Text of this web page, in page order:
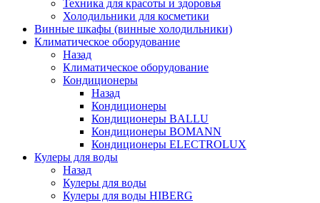
Техника для красоты и здоровья
Холодильники для косметики
Винные шкафы (винные холодильники)
Климатическое оборудование
Назад
Климатическое оборудование
Кондиционеры
Назад
Кондиционеры
Кондиционеры BALLU
Кондиционеры BOMANN
Кондиционеры ELECTROLUX
Кулеры для воды
Назад
Кулеры для воды
Кулеры для воды HIBERG